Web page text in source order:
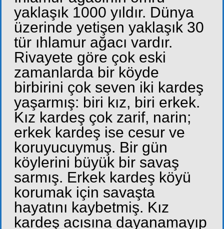
yaklaşık 1000 yıldır. Dünya
üzerinde yetişen yaklaşık 30
tür ıhlamur ağacı vardır.
Rivayete göre çok eski
zamanlarda bir köyde
birbirini çok seven iki kardeş
yaşarmış: biri kız, biri erkek.
Kız kardeş çok zarif, narin;
erkek kardeş ise cesur ve
koruyucuymuş. Bir gün
köylerini büyük bir savaş
sarmış. Erkek kardeş köyü
korumak için savaşta
hayatını kaybetmiş. Kız
kardeş acısına dayanamayıp